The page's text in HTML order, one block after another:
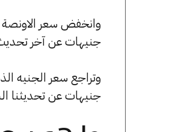
جنيهات عن آخر تحديث
جنيهات عن تحديثنا